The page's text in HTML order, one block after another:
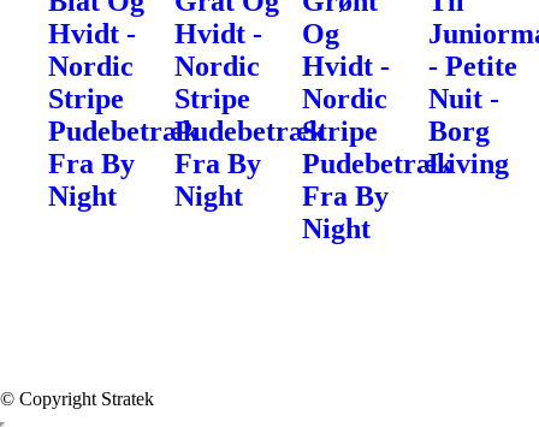
Hvidt -
Nordic
Stripe
Pudebetræk
Fra By
Night
Hvidt -
Nordic
Stripe
Pudebetræk
Fra By
Night
Og
Hvidt -
Nordic
Stripe
Pudebetræk
Fra By
Night
- Petite
Nuit -
Borg
Living
© Copyright Stratek